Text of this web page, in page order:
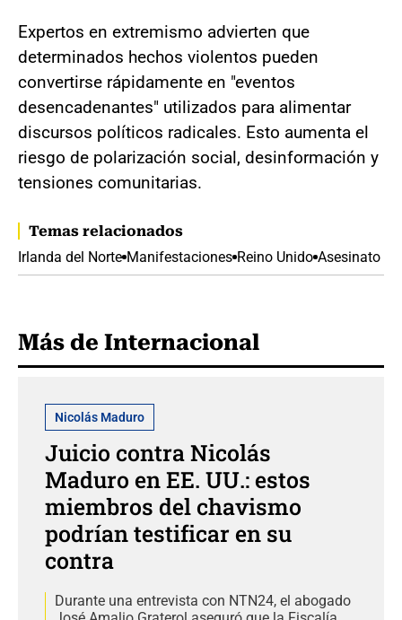
Expertos en extremismo advierten que
determinados hechos violentos pueden
convertirse rápidamente en "eventos
desencadenantes" utilizados para alimentar
discursos políticos radicales. Esto aumenta el
riesgo de polarización social, desinformación y
tensiones comunitarias.
Temas relacionados
Irlanda del Norte Manifestaciones Reino Unido Asesinato
Más de Internacional
Nicolás Maduro
Juicio contra Nicolás
Maduro en EE. UU.: estos
miembros del chavismo
podrían testificar en su
contra
Durante una entrevista con NTN24, el abogado